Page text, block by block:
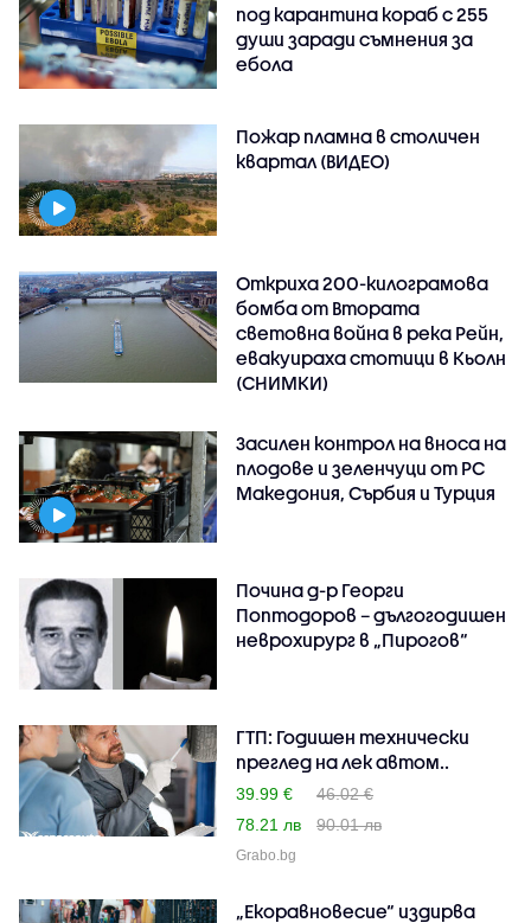
под карантина кораб с 255
души заради съмнения за
ебола
Пожар пламна в столичен
квартал (ВИДЕО)
Откриха 200-килограмова
бомба от Втората
световна война в река Рейн,
евакуираха стотици в Кьолн
(СНИМКИ)
Засилен контрол на вноса на
плодове и зеленчуци от РС
Македония, Сърбия и Турция
Почина д-р Георги
Поптодоров – дългогодишен
неврохирург в „Пирогов“
ГТП: Годишен технически
преглед на лек автом..
39.99 €
46.02 €
78.21 лв
90.01 лв
Grabo.bg
„Екоравновесие“ издирва